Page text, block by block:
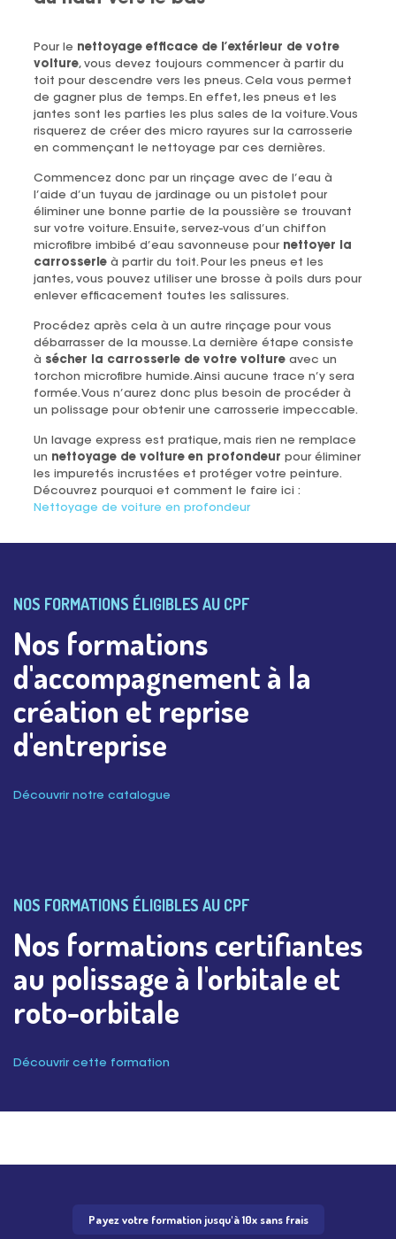
Pour le nettoyage efficace de l’extérieur de votre
voiture, vous devez toujours commencer à partir du
toit pour descendre vers les pneus. Cela vous permet
de gagner plus de temps. En effet, les pneus et les
jantes sont les parties les plus sales de la voiture. Vous
risquerez de créer des micro rayures sur la carrosserie
en commençant le nettoyage par ces dernières.
Commencez donc par un rinçage avec de l’eau à
l’aide d’un tuyau de jardinage ou un pistolet pour
éliminer une bonne partie de la poussière se trouvant
sur votre voiture. Ensuite, servez-vous d’un chiffon
microfibre imbibé d’eau savonneuse pournettoyer la
carrosserieà partir du toit. Pour les pneus et les
jantes, vous pouvez utiliser une brosse à poils durs pour
enlever efficacement toutes les salissures.
Procédez après cela à un autre rinçage pour vous
débarrasser de la mousse. La dernière étape consiste
à sécher la carrosserie de votre voitureavec un
torchon microfibre humide. Ainsi aucune trace n’y sera
formée. Vous n’aurez donc plus besoin de procéder à
un polissage pour obtenir une carrosserie impeccable.
Un lavage express est pratique, mais rien ne remplace
un nettoyage de voiture en profondeur pour éliminer
les impuretés incrustées et protéger votre peinture.
Découvrez pourquoi et comment le faire ici :
Nettoyage de voiture en profondeur
NOS FORMATIONS ÉLIGIBLES AU CPF
Nos formations
d'accompagnement à la
création et reprise
d'entreprise
Découvrir notre catalogue
NOS FORMATIONS ÉLIGIBLES AU CPF
Nos formations certifiantes
au polissage à l'orbitale et
roto-orbitale
Découvrir cette formation
Payez votre formation jusqu'à 10x sans frais